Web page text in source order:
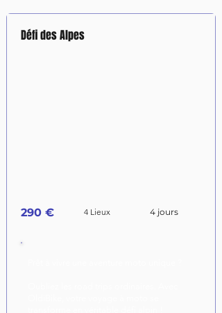
Défi des Alpes
290 € 4 Lieux 4 jours